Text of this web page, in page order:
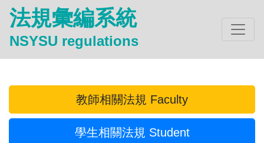
法規彙編系統
NSYSU regulations
教師相關法規 Faculty
學生相關法規 Student